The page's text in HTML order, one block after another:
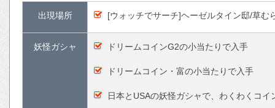
出現場所 [ウォッチでサーチ]ヘーゼルタイン邸/草む
妖怪ガシャ ドリームコインG2の小当たりで入手
ドリームコイン・富の小当たりで入手
日本とUSAの妖怪ガシャで、わくわくコ